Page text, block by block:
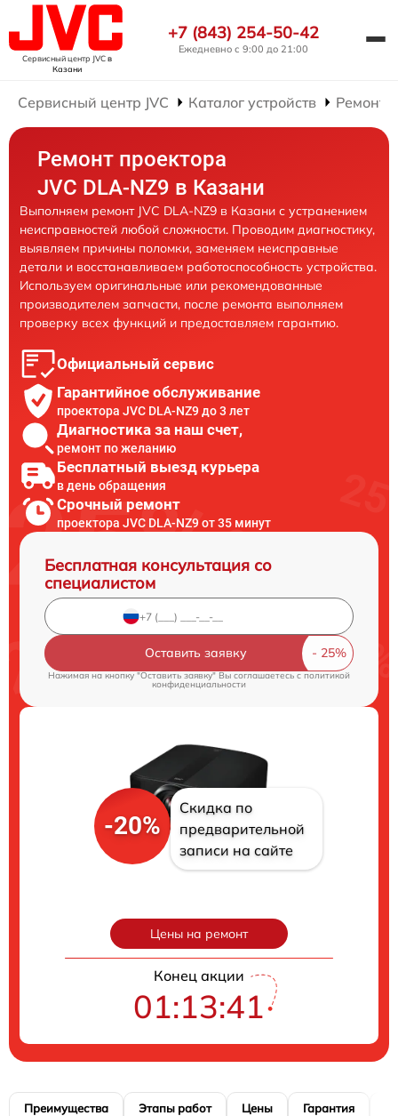
Сервисный центр JVCв
Казани
+7 (843) 254-50-42
Ежедневно с 9:00 до 21:00
Сервисный центр JVC Каталог устройств Ремонт
Ремонт проектора
JVC DLA-NZ9 в Казани
Выполняем ремонт JVC DLA-NZ9 в Казани с устранением
неисправностей любой сложности. Проводим диагностику,
выявляем причины поломки, заменяем неисправные
детали и восстанавливаем работоспособность устройства.
Используем оригинальные или рекомендованные
производителем запчасти, после ремонта выполняем
проверку всех функций и предоставляем гарантию.
Официальный сервис
Гарантийное обслуживание
проектора JVC DLA-NZ9 до 3 лет
Диагностика за наш счет,
ремонт по желанию
Бесплатный выезд курьера
в день обращения
Срочный ремонт
проектора JVC DLA-NZ9 от 35 минут
Бесплатная консультация со
специалистом
Оставить заявку
Нажимая на кнопку "Оставить заявку" Вы соглашаетесь cполитикой
конфиденциальности
-20%
Скидка по
предварительной
записи на сайте
Цены на ремонт
Конец акции
01:13:41
Преимущества Этапы работ Цены Гарантия